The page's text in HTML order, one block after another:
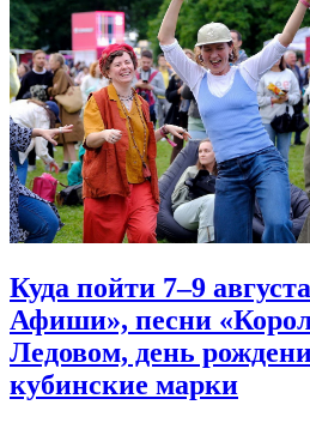
Куда пойти 7–9
Афиши», песни
Ледовом, день
кубинские марки